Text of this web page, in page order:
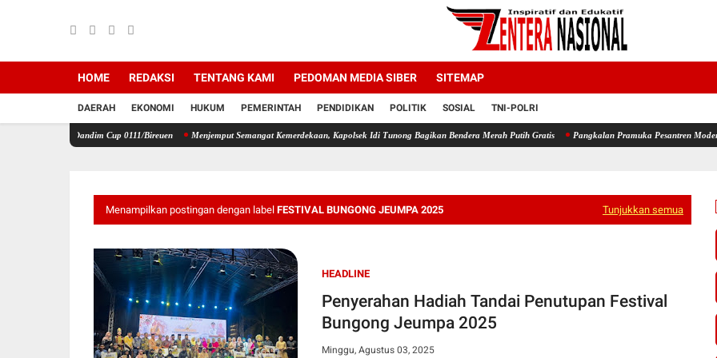
HOME REDAKSI TENTANG KAMI PEDOMAN MEDIA SIBER SITEMAP
DAERAH EKONOMI HUKUM PEMERINTAH PENDIDIKAN POLITIK SOSIAL TNI-POLRI
Dandim Cup 0111/Bireuen Menjemput Semangat Kemerdekaan, Kapolsek Idi Tunong Bagikan Bendera Merah Putih Gratis Pangkalan Pramuka Pesantren Modern Ummulqura
Menampilkan postingan dengan label FESTIVAL BUNGONG JEUMPA 2025 Tunjukkan semua
HEADLINE
Penyerahan Hadiah Tandai Penutupan Festival
Bungong Jeumpa 2025
Minggu, Agustus 03, 2025